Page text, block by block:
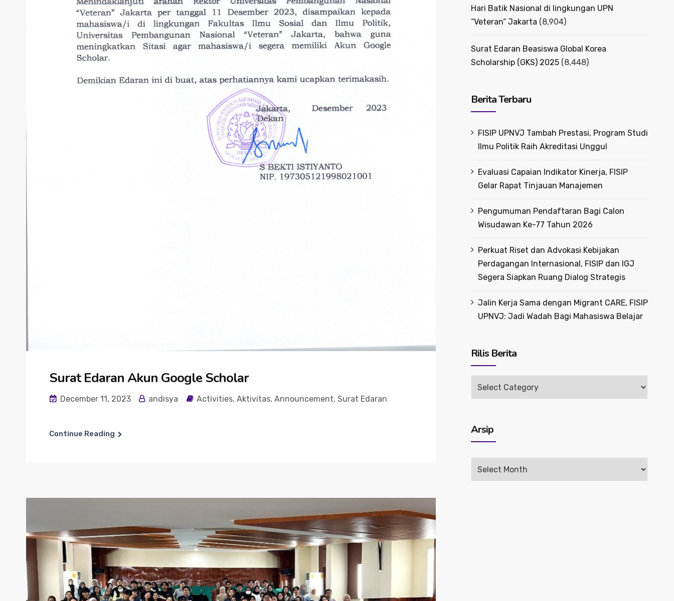
Surat Edaran Akun Google Scholar
December 11, 2023 andisya Activities, Aktivitas, Announcement, Surat Edaran
Continue Reading
Hari Batik Nasional di lingkungan UPN
“Veteran” Jakarta (8,904)
Surat Edaran Beasiswa Global Korea
Scholarship (GKS) 2025 (8,448)
Berita Terbaru
FISIP UPNVJ Tambah Prestasi, Program Studi
Ilmu Politik Raih Akreditasi Unggul
Evaluasi Capaian Indikator Kinerja, FISIP
Gelar Rapat Tinjauan Manajemen
Pengumuman Pendaftaran Bagi Calon
Wisudawan Ke-77 Tahun 2026
Perkuat Riset dan Advokasi Kebijakan
Perdagangan Internasional, FISIP dan IGJ
Segera Siapkan Ruang Dialog Strategis
Jalin Kerja Sama dengan Migrant CARE, FISIP
UPNVJ: Jadi Wadah Bagi Mahasiswa Belajar
Rilis Berita
Rilis
Arsip
Arsip